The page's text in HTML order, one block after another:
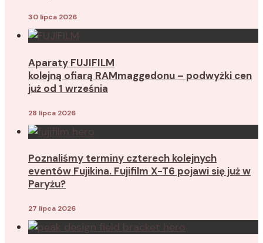
30 lipca 2026
Aparaty FUJIFILM
kolejną ofiarą RAMmaggedonu – podwyżki cen
już od 1 września
28 lipca 2026
Poznaliśmy terminy czterech kolejnych
eventów Fujikina. Fujifilm X-T6 pojawi się już w
Paryżu?
27 lipca 2026